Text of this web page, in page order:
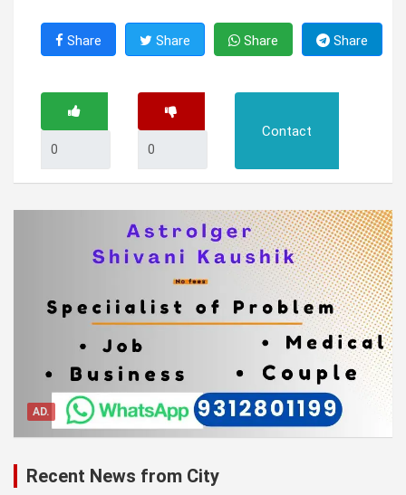
Share Share Share Share
Contact
AD.
Recent News from City